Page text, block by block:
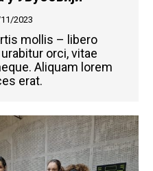
2023
mollis – libero
orci, vitae
Aliquam lorem
erat.